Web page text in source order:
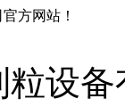
方网站！
设